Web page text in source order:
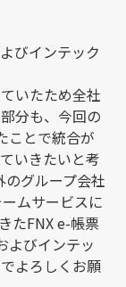
びインテック
いたため全社
分も、今回の
ことで統合が
いきたいと考
のグループ会社
ムサービスに
たFNX e-帳票
よびインテッ
よろしくお願